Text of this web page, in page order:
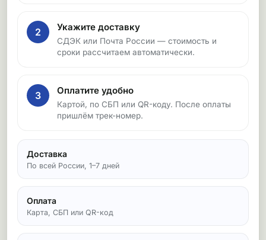
2 Укажите доставку
СДЭК или Почта России — стоимость и
сроки рассчитаем автоматически.
3 Оплатите удобно
Картой, по СБП или QR-коду. После оплаты
пришлём трек-номер.
Доставка
По всей России, 1–7 дней
Оплата
Карта, СБП или QR-код